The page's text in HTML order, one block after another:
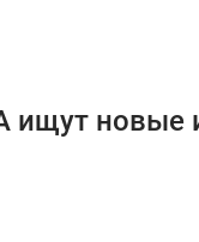
новые